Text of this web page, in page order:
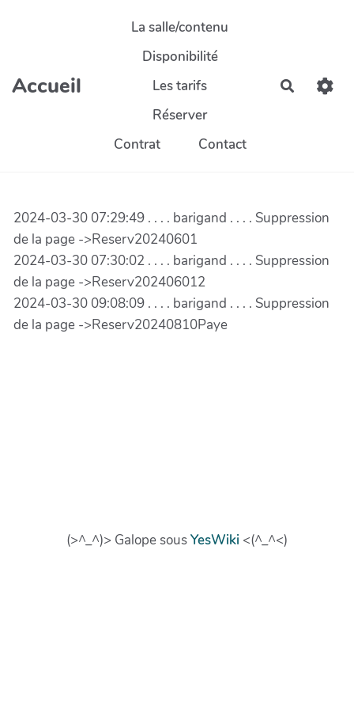
Aller au contenu principal
Accueil
La salle/contenu
Disponibilité
Les tarifs
Réserver
Contrat
Contact
2024-03-30 07:29:49 . . . . barigand . . . . Suppression
de la page ->Reserv20240601
2024-03-30 07:30:02 . . . . barigand . . . . Suppression
de la page ->Reserv202406012
2024-03-30 09:08:09 . . . . barigand . . . . Suppression
de la page ->Reserv20240810Paye
(>^_^)> Galope sousYesWiki <(^_^<)